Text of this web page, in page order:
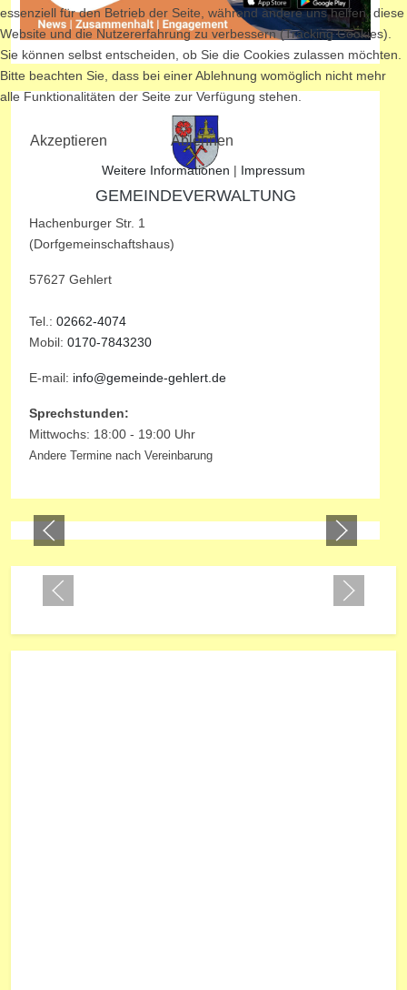
GEMEINDEVERWALTUNG
Hachenburger Str. 1
(Dorfgemeinschaftshaus)
57627 Gehlert
Tel.: 02662-4074
Mobil: 0170-7843230
E-mail: info@gemeinde-gehlert.de
Sprechstunden:
Mittwochs: 18:00 - 19:00 Uhr
Andere Termine nach Vereinbarung
essenziell für den Betrieb der Seite, während andere uns helfen, diese
Website und die Nutzererfahrung zu verbessern (Tracking Cookies).
Sie können selbst entscheiden, ob Sie die Cookies zulassen möchten.
Bitte beachten Sie, dass bei einer Ablehnung womöglich nicht mehr
alle Funktionalitäten der Seite zur Verfügung stehen.
Akzeptieren Ablehnen
Weitere Informationen | Impressum